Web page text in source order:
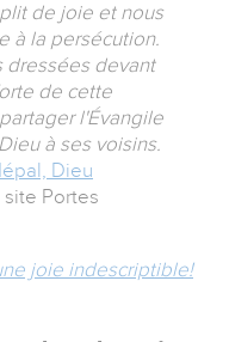
de joie et nous
à la persécution.
dressées devant
de cette
l'Évangile
à ses voisins.
Dieu
site Portes
joie indescriptible!